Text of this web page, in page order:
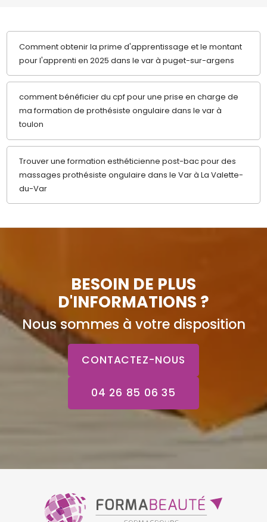
Comment obtenir la prime d'apprentissage et le montant
pour l'apprenti en 2025 dans le var à puget-sur-argens
comment bénéficier du cpf pour une prise en charge de
ma formation de prothésiste ongulaire dans le var à
toulon
Trouver une formation esthéticienne post-bac pour des
massages prothésiste ongulaire dans le Var à La Valette-
du-Var
BESOIN DE PLUS
D'INFORMATIONS ?
Nous sommes à votre disposition
CONTACTEZ-NOUS
04 26 85 06 35